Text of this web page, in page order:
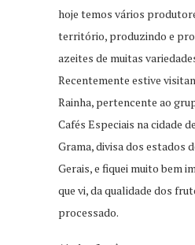
hoje temos vários
território, produzindo e
azeites de muitas
Recentemente estive
Rainha, pertencente ao
Cafés Especiais na cidade
Grama, divisa dos estados
Gerais, e fiquei muito bem
que vi, da qualidade dos
processado.